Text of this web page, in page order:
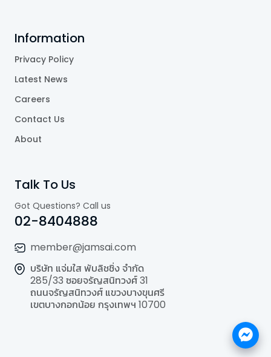
Information
Privacy Policy
Latest News
Careers
Contact Us
About
Talk To Us
Got Questions? Call us
02-8404888
member@jamsai.com
บริษัท แจ่มใส พับลิชชิ่ง จำกัด
285/33 ซอยจรัญสนิทวงศ์ 31
ถนนจรัญสนิทวงศ์ แขวงบางขุนศรี
เขตบางกอกน้อย กรุงเทพฯ 10700